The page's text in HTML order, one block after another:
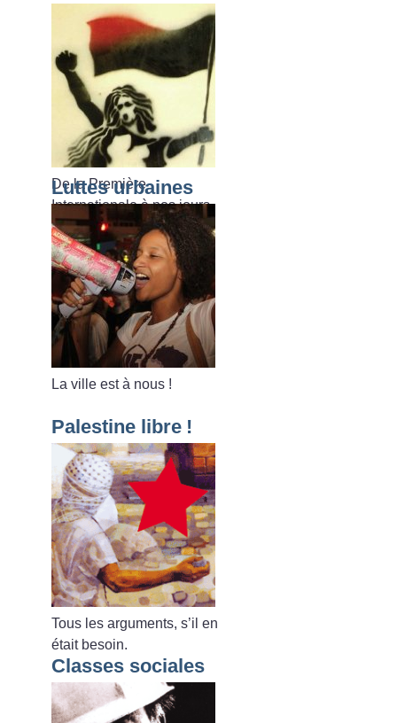
De la Première
Internationale à nos jours.
Luttes urbaines
La ville est à nous !
Palestine libre !
Tous les arguments, s’il en
était besoin.
Classes sociales